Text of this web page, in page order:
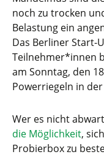
noch zu trocken
Belastung ein
Das Berliner Start-
Teilnehmer*innen
am Sonntag, den
Powerriegeln in der
Wer es nicht
die Möglichkeit,
Probierbox zu